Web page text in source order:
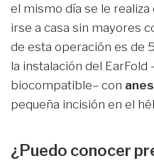
el mismo día se le
irse a casa sin mayores
de esta operación es de
la instalación del
biocompatible– con
pequeña incisión en el
¿Puedo conocer